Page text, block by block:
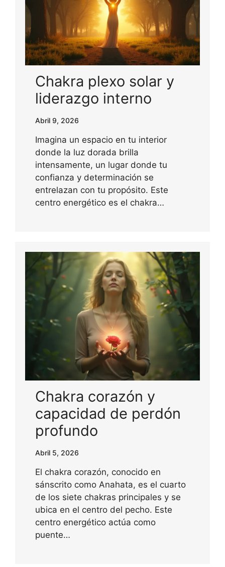
Chakra plexo solar y
liderazgo interno
Abril 9, 2026
Imagina un espacio en tu interior
donde la luz dorada brilla
intensamente, un lugar donde tu
confianza y determinación se
entrelazan con tu propósito. Este
centro energético es el chakra…
Chakra corazón y
capacidad de perdón
profundo
Abril 5, 2026
El chakra corazón, conocido en
sánscrito como Anahata, es el cuarto
de los siete chakras principales y se
ubica en el centro del pecho. Este
centro energético actúa como
puente…